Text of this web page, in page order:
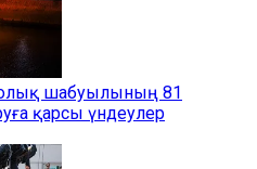
шабуылының 81
қарсы үндеулер